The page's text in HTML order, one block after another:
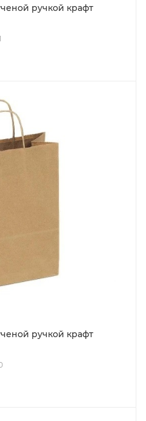
ручкой крафт
ручкой крафт